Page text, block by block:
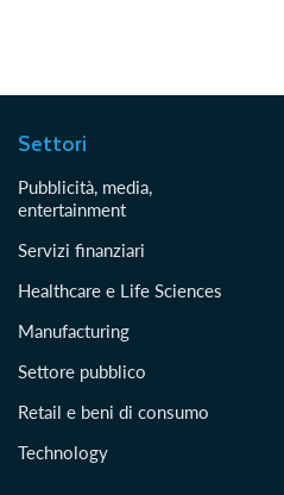
Settori
Pubblicità, media,
entertainment
Servizi finanziari
Healthcare e Life Sciences
Manufacturing
Settore pubblico
Retail e beni di consumo
Technology